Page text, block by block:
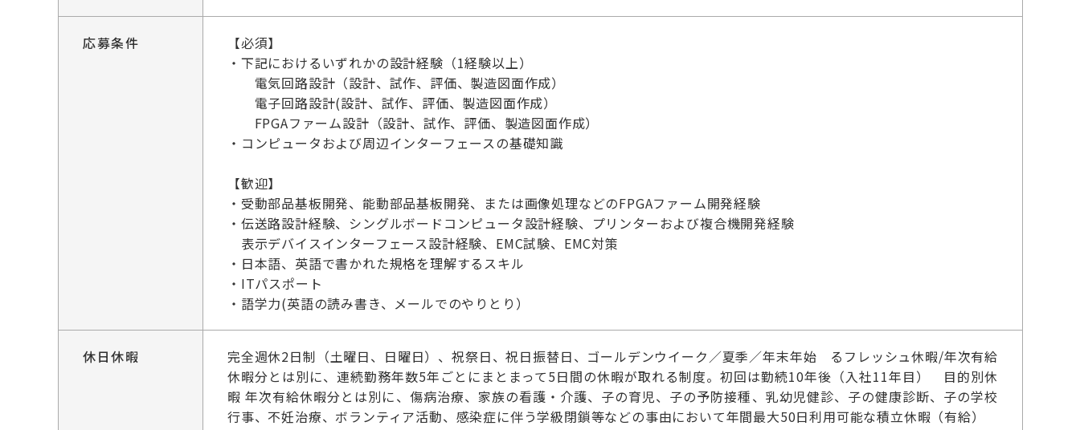
応募条件
【必須】
・下記におけるいずれかの設計経験（1経験以上）
電気回路設計（設計、試作、評価、製造図面作成）
電子回路設計(設計、試作、評価、製造図面作成）
FPGAファーム設計（設計、試作、評価、製造図面作成）
・コンピュータおよび周辺インターフェースの基礎知識
【歓迎】
・受動部品基板開発、能動部品基板開発、または画像処理などのFPGAファーム開発経験
・伝送路設計経験、シングルボードコンピュータ設計経験、プリンターおよび複合機開発経験
表示デバイスインターフェース設計経験、EMC試験、EMC対策
・日本語、英語で書かれた規格を理解するスキル
・ITパスポート
・語学力(英語の読み書き、メールでのやりとり）
休日休暇
完全週休2日制（土曜日、日曜日）、祝祭日、祝日振替日、ゴールデンウイーク／夏季／年末年始 るフレッシュ休暇/年次有給
休暇分とは別に、連続勤務年数5年ごとにまとまって5日間の休暇が取れる制度。初回は勤続10年後（入社11年目） 目的別休
暇 年次有給休暇分とは別に、傷病治療、家族の看護・介護、子の育児、子の予防接種、乳幼児健診、子の健康診断、子の学校
行事、不妊治療、ボランティア活動、感染症に伴う学級閉鎖等などの事由において年間最大50日利用可能な積立休暇（有給）